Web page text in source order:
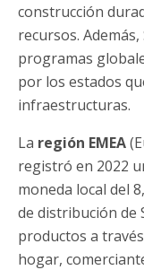
construcción
recursos.
programas
por los estados
infraestructuras.
La región EMEA
registró en 2022
moneda local del
de distribución de
productos a
hogar,